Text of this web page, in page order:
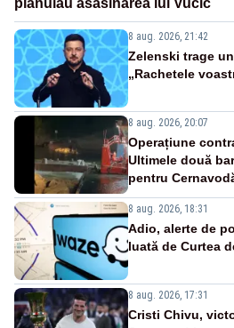
8 aug. 2026, 21:42
Zelenski trage
„Rachetele
8 aug. 2026, 20:07
Operațiune
Ultimele două
pentru
8 aug. 2026, 18:31
Adio, alerte de
luată de Curtea
8 aug. 2026, 17:31
Cristi Chivu,